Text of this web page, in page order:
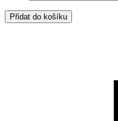
Přidat do košíku